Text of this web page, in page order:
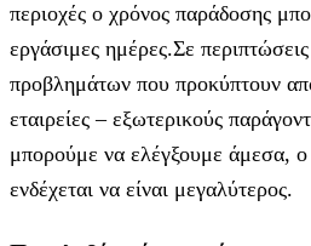
περιοχές ο χρόνος παράδοσης
εργάσιμες ημέρες.Σε
προβλημάτων που προκύπτουν
εταιρείες – εξωτερικούς
μπορούμε να ελέγξουμε άμεσα,
ενδέχεται να είναι μεγαλύτερος.